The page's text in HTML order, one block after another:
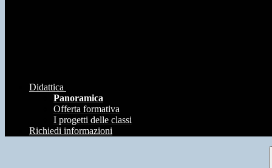
Didattica
Panoramica
Offerta formativa
I progetti delle classi
Richiedi informazioni